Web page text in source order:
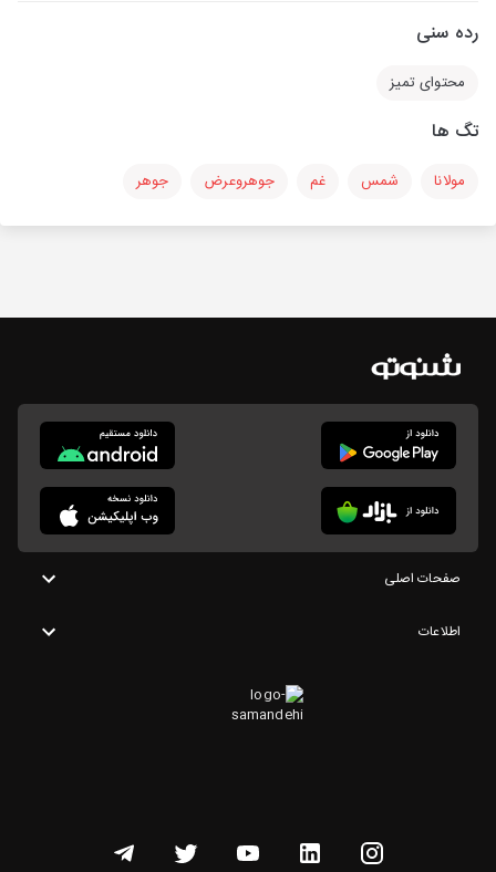
رده سنی
محتوای تمیز
تگ ها
مولانا شمس غم جوهروعرض جوهر
صفحات اصلی
اطلاعات